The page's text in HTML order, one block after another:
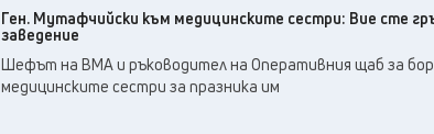
Ген. Мутафчийски към медицинските сестри: Вие сте
заведение
Шефът на ВМА и ръководител на Оперативния щаб за
медицинските сестри за празника им